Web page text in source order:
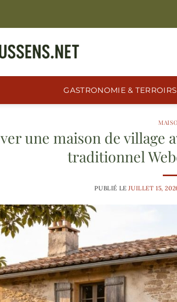
GASTRONOMIE & TERROIRS
une maison de village
traditionnel
PUBLIÉ LEJUILLET 15,